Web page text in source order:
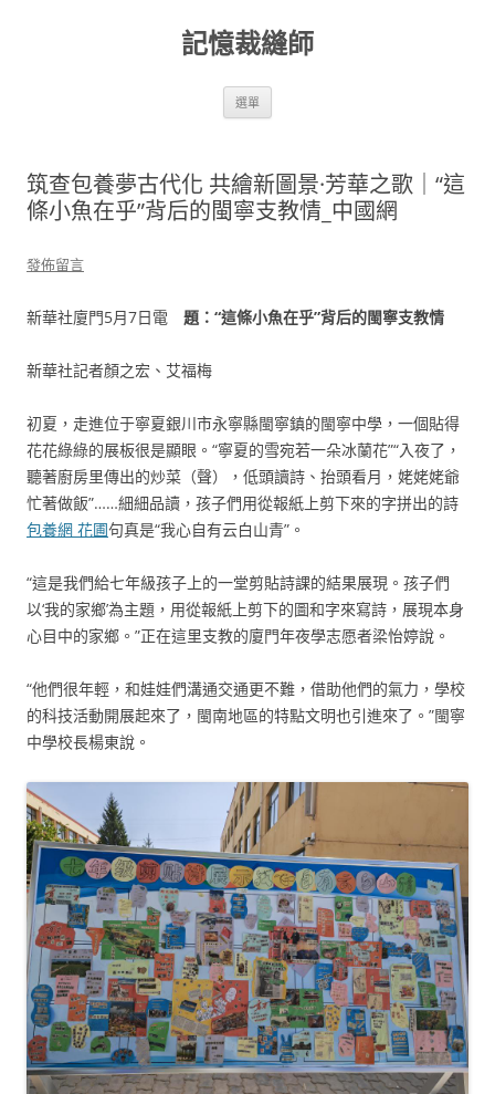
記憶裁縫師
選單
筑查包養夢古代化 共繪新圖景·芳華之歌｜“這
條小魚在乎”背后的閩寧支教情_中國網
發佈留言
新華社廈門5月7日電 題：“這條小魚在乎”背后的閩寧支教情
新華社記者顏之宏、艾福梅
初夏，走進位于寧夏銀川市永寧縣閩寧鎮的閩寧中學，一個貼得
花花綠綠的展板很是顯眼。“寧夏的雪宛若一朵冰蘭花”“入夜了，
聽著廚房里傳出的炒菜（聲），低頭讀詩、抬頭看月，姥姥姥爺
忙著做飯”……細細品讀，孩子們用從報紙上剪下來的字拼出的詩
包養網 花圃句真是“我心自有云白山青”。
“這是我們給七年級孩子上的一堂剪貼詩課的結果展現。孩子們
以‘我的家鄉’為主題，用從報紙上剪下的圖和字來寫詩，展現本身
心目中的家鄉。”正在這里支教的廈門年夜學志愿者梁怡婷說。
“他們很年輕，和娃娃們溝通交通更不難，借助他們的氣力，學校
的科技活動開展起來了，閩南地區的特點文明也引進來了。”閩寧
中學校長楊東說。